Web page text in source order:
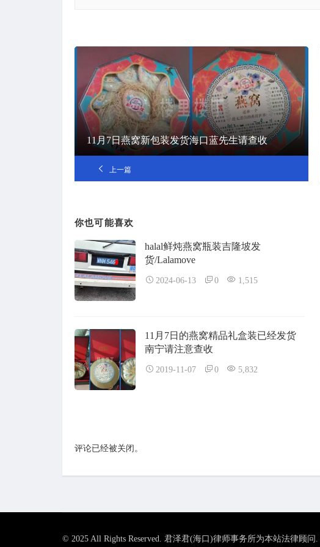
11月7日燕窝新包装发货海口蓝先生请查收
上一篇
你也可能喜欢
halal鲜炖燕窝瓶装吉隆坡发
货/Lalamove
2024-06-13 0 1,515
11月7日的燕窝精品礼盒装已经发货
南宁请注意查收
2019-11-07 0 5,832
评论已经被关闭。
© 2025 All Rights Reserved. 君泽君(海口)律师事务所为本站法律顾问.